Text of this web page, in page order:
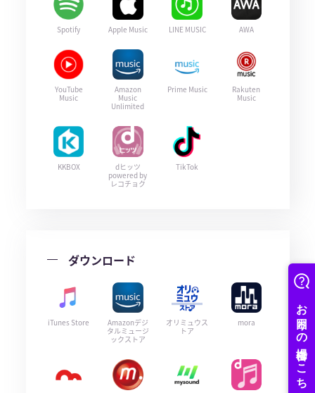
Spotify Apple Music LINE MUSIC AWA
YouTube
Music
Amazon
Music
Unlimited
Prime Music
Rakuten
Music
KKBOX
dヒッツ
powered by
レコチョク
TikTok
ダウンロード
iTunes Store
Amazonデジ
タルミュージ
ックストア
オリミュウス
トア
mora